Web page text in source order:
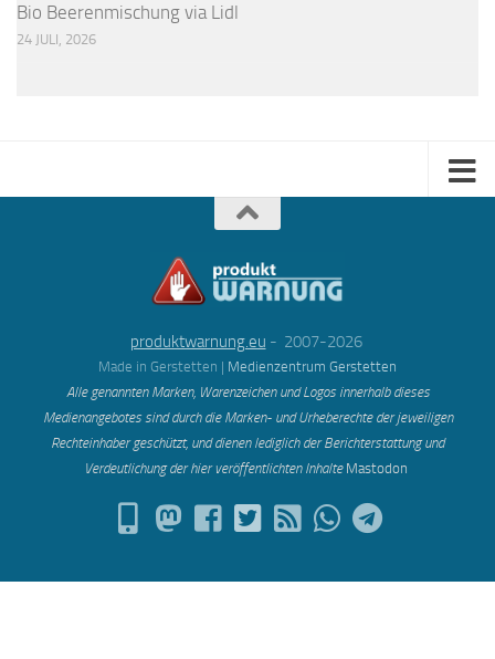
Bio Beerenmischung via Lidl
24 JULI, 2026
produktwarnung.eu - 2007-2026
Made in Gerstetten | Medienzentrum Gerstetten
Alle genannten Marken, Warenzeichen und Logos innerhalb dieses
Medienangebotes sind durch die Marken- und Urheberechte der jeweiligen
Rechteinhaber geschützt, und dienen lediglich der Berichterstattung und
Verdeutlichung der hier veröffentlichten Inhalte Mastodon